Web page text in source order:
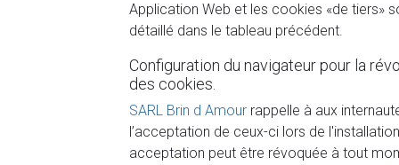
Application Web et les cookies «de tiers»
détaillé dans le tableau précédent.
Configuration du navigateur pour la
des cookies.
SARL Brin d Amour rappelle à aux
l’acceptation de ceux-ci lors de
acceptation peut être révoquée à tout